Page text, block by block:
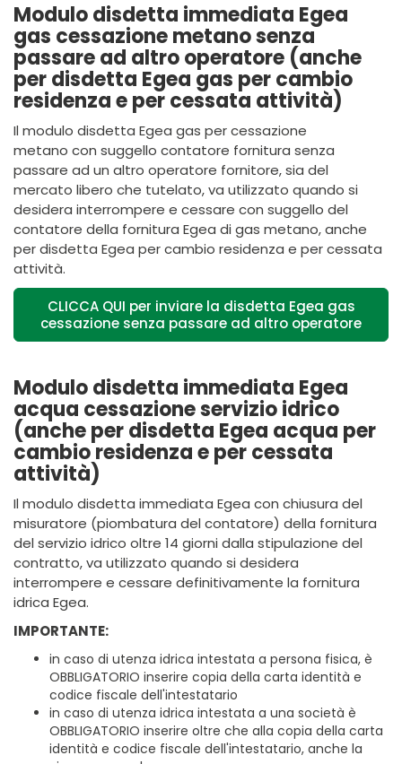
Modulo disdetta immediata Egea
gas cessazione metano senza
passare ad altro operatore (anche
per disdetta Egea gas per cambio
residenza e per cessata attività)
Il modulo disdetta Egea gas per cessazione
metano con suggello contatore fornitura senza
passare ad un altro operatore fornitore, sia del
mercato libero che tutelato, va utilizzato quando si
desidera interrompere e cessare con suggello del
contatore della fornitura Egea di gas metano, anche
per disdetta Egea per cambio residenza e per cessata
attività.
CLICCA QUI per inviare la disdetta Egea gas
cessazione senza passare ad altro operatore
Modulo disdetta immediata Egea
acqua cessazione servizio idrico
(anche per disdetta Egea acqua per
cambio residenza e per cessata
attività)
Il modulo disdetta immediata Egea con chiusura del
misuratore (piombatura del contatore) della fornitura
del servizio idrico oltre 14 giorni dalla stipulazione del
contratto, va utilizzato quando si desidera
interrompere e cessare definitivamente la fornitura
idrica Egea.
IMPORTANTE:
in caso di utenza idrica intestata a persona fisica, è
OBBLIGATORIO inserire copia della carta identità e
codice fiscale dell'intestatario
in caso di utenza idrica intestata a una società è
OBBLIGATORIO inserire oltre che alla copia della carta
identità e codice fiscale dell'intestatario, anche la